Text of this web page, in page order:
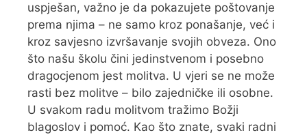
uspješan, važno je da pokazujete poštovanje
prema njima – ne samo kroz ponašanje, već i
kroz savjesno izvršavanje svojih obveza. Ono
što našu školu čini jedinstvenom i posebno
dragocjenom jest molitva. U vjeri se ne može
rasti bez molitve – bilo zajedničke ili osobne.
U svakom radu molitvom tražimo Božji
blagoslov i pomoć. Kao što znate, svaki radni